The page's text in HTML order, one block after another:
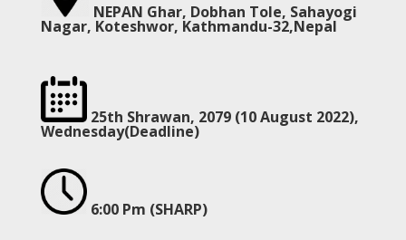
NEPAN Ghar, Dobhan Tole, Sahayogi
Nagar, Koteshwor, Kathmandu-32,Nepal
25th Shrawan, 2079 (10 August 2022),
Wednesday(Deadline)
6:00 Pm (SHARP)